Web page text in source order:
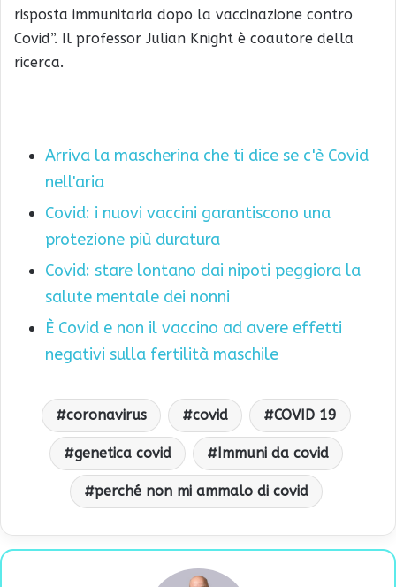
risposta immunitaria dopo la vaccinazione contro
Covid”. Il professor Julian Knight è coautore della
ricerca.
Arriva la mascherina che ti dice se c'è Covid
nell'aria
Covid: i nuovi vaccini garantiscono una
protezione più duratura
Covid: stare lontano dai nipoti peggiora la
salute mentale dei nonni
È Covid e non il vaccino ad avere effetti
negativi sulla fertilità maschile
coronavirus covid COVID 19
genetica covid Immuni da covid
perché non mi ammalo di covid